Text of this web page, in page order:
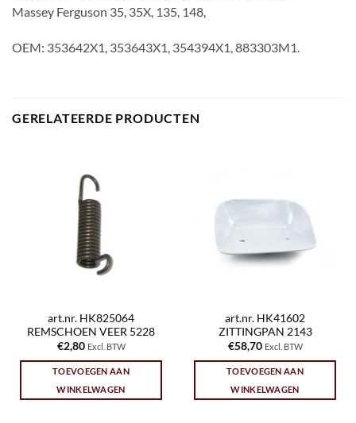
Massey Ferguson 35, 35X, 135, 148,
OEM: 353642X1, 353643X1, 354394X1, 883303M1.
GERELATEERDE PRODUCTEN
art.nr. HK825064
REMSCHOEN VEER 5228
€2,80 Excl. BTW
TOEVOEGEN AAN
WINKELWAGEN
art.nr. HK41602
ZITTINGPAN 2143
€58,70 Excl. BTW
TOEVOEGEN AAN
WINKELWAGEN